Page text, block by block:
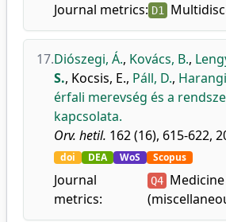
Journal metrics: D1
17.Diószegi, Á., Kovács, B.,
S., Kocsis, E., Páll, D.,
érfali merevség és a
kapcsolata.
Orv. hetil. 162 (16), 615-622,
doi DEA WoS Scopus
Journal
metrics:
Q4 Medicine